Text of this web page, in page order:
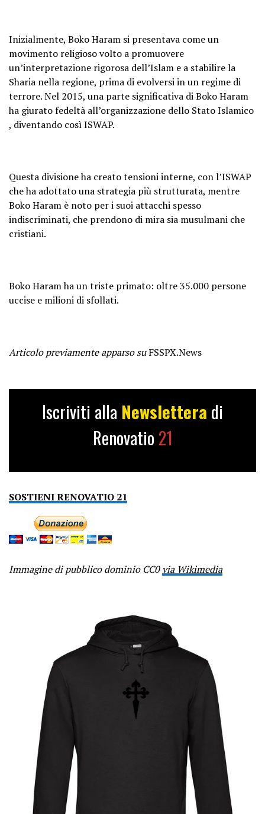
Inizialmente, Boko Haram si presentava come un
movimento religioso volto a promuovere
un’interpretazione rigorosa dell’Islam e a stabilire la
Sharia nella regione, prima di evolversi in un regime di
terrore. Nel 2015, una parte significativa di Boko Haram
ha giurato fedeltà all’organizzazione dello Stato Islamico
, diventando così ISWAP.
Questa divisione ha creato tensioni interne, con l’ISWAP
che ha adottato una strategia più strutturata, mentre
Boko Haram è noto per i suoi attacchi spesso
indiscriminati, che prendono di mira sia musulmani che
cristiani.
Boko Haram ha un triste primato: oltre 35.000 persone
uccise e milioni di sfollati.
Articolo previamente apparso suFSSPX.News
Iscriviti alla Newslettera di
Renovatio 21
SOSTIENI RENOVATIO 21
Immagine di pubblico dominio CC0via Wikimedia